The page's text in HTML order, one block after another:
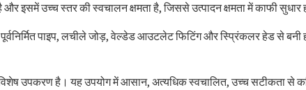
इसमें उच्च स्तर की स्वचालन क्षमता है, जिससे उत्पादन क्षमता में काफी सुधार
पाइप, लचीले जोड़, वेल्डेड आउटलेट फिटिंग और स्प्रिंकलर हेड से
उपकरण है। यह उपयोग में आसान, अत्यधिक स्वचालित, उच्च सटीकता से